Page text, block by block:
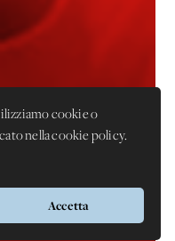
cookie o
nella cookie policy.
Accetta